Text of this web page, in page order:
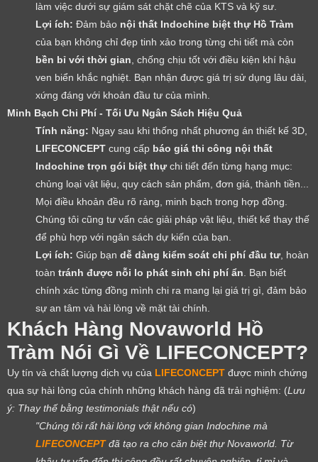
làm việc dưới sự giám sát chặt chẽ của KTS và kỹ sư.
Lợi ích: Đảm bảo nội thất Indochine biệt thự Hồ Tràm
của bạn không chỉ đẹp tinh xảo trong từng chi tiết mà còn
bền bỉ với thời gian , chống chịu tốt với điều kiện khí hậu
ven biển khắc nghiệt. Bạn nhận được giá trị sử dụng lâu dài,
xứng đáng với khoản đầu tư của mình.
Minh Bạch Chi Phí - Tối Ưu Ngân Sách Hiệu Quả
Tính năng: Ngay sau khi thống nhất phương án thiết kế 3D,
LIFECONCEPT cung cấp báo giá thi công nội thất
Indochine trọn gói biệt thựchi tiết đến từng hạng mục:
chủng loại vật liệu, quy cách sản phẩm, đơn giá, thành tiền...
Mọi điều khoản đều rõ ràng, minh bạch trong hợp đồng.
Chúng tôi cũng tư vấn các giải pháp vật liệu, thiết kế thay thế
để phù hợp với ngân sách dự kiến của bạn.
Lợi ích: Giúp bạn dễ dàng kiểm soát chi phí đầu tư, hoàn
toàn tránh được nỗi lo phát sinh chi phí ẩn . Bạn biết
chính xác từng đồng mình chi ra mang lại giá trị gì, đảm bảo
sự an tâm và hài lòng về mặt tài chính.
Khách Hàng Novaworld Hồ
Tràm Nói Gì Về LIFECONCEPT?
Uy tín và chất lượng dịch vụ của LIFECONCEPT được minh chứng
qua sự hài lòng của chính những khách hàng đã trải nghiệm: (Lưu
ý: Thay thế bằng testimonials thật nếu có)
"Chúng tôi rất hài lòng với không gian Indochine mà
LIFECONCEPT đã tạo ra cho căn biệt thự Novaworld. Từ